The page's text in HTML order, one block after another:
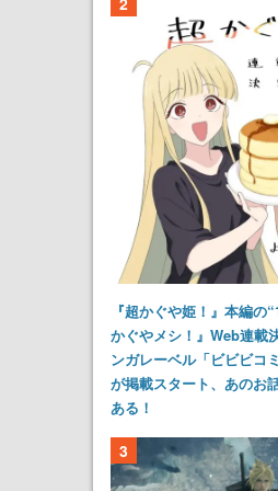
『超かぐや姫！』本編の
かぐやメシ！』Web連載
ンガレーベル「ビビビコ
が掲載スタート、あのお
ある！
3